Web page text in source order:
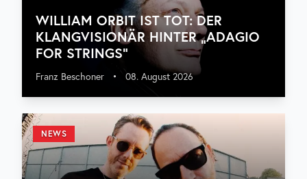
WILLIAM ORBIT IST TOT: DER
KLANGVISIONÄR HINTER „ADAGIO
FOR STRINGS“
Franz Beschoner • 08. August 2026
NEWS